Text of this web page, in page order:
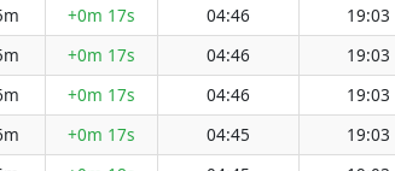
+0m 17s 04:46 19:03
+0m 17s 04:46 19:03
+0m 17s 04:46 19:03
+0m 17s 04:45 19:03